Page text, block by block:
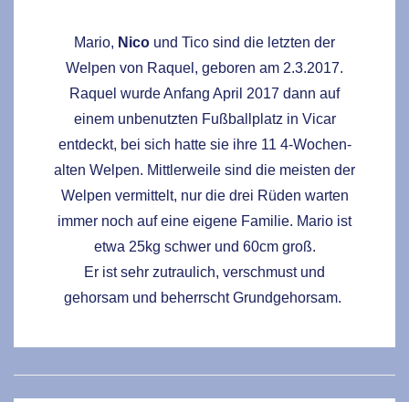
Mario, Nico und Tico sind die letzten der
Welpen von Raquel, geboren am 2.3.2017.
Raquel wurde Anfang April 2017 dann auf
einem unbenutzten Fußballplatz in Vicar
entdeckt, bei sich hatte sie ihre 11 4-Wochen-
alten Welpen. Mittlerweile sind die meisten der
Welpen vermittelt, nur die drei Rüden warten
immer noch auf eine eigene Familie. Mario ist
etwa 25kg schwer und 60cm groß.
Er ist sehr zutraulich, verschmust und
gehorsam und beherrscht Grundgehorsam.